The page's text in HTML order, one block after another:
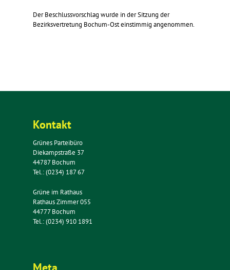
Der Beschlussvorschlag wurde in der Sitzung der
Bezirksvertretung Bochum-Ost einstimmig angenommen.
Kontakt
Grünes Parteibüro
Diekampstraße 37
44787 Bochum
Tel.: (0234) 187 67
Grüne im Rathaus
Rathaus Zimmer 055
44777 Bochum
Tel.: (0234) 910 1891